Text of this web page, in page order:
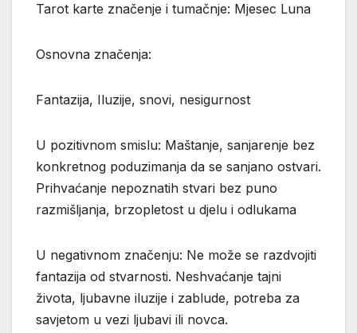
Tarot karte značenje i tumačnje: Mjesec Luna
Osnovna značenja:
Fantazija, Iluzije, snovi, nesigurnost
U pozitivnom smislu: Maštanje, sanjarenje bez
konkretnog poduzimanja da se sanjano ostvari.
Prihvaćanje nepoznatih stvari bez puno
razmišljanja, brzopletost u djelu i odlukama
U negativnom značenju: Ne može se razdvojiti
fantazija od stvarnosti. Neshvaćanje tajni
života, ljubavne iluzije i zablude, potreba za
savjetom u vezi ljubavi ili novca.